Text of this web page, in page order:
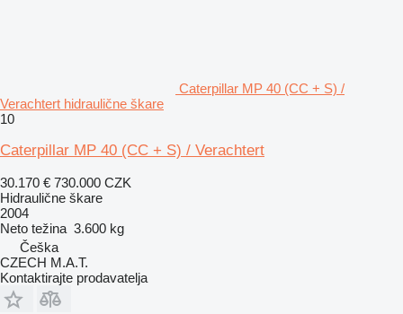
Caterpillar MP 40 (CC + S) /
Verachtert hidraulične škare
10
Caterpillar MP 40 (CC + S) / Verachtert
30.170 € 730.000 CZK
Hidraulične škare
2004
Neto težina 3.600 kg
Češka
CZECH M.A.T.
Kontaktirajte prodavatelja